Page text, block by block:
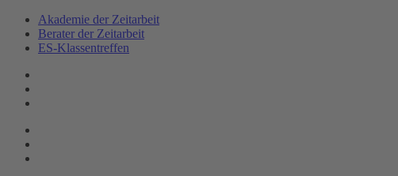
Akademie der Zeitarbeit
Berater der Zeitarbeit
ES-Klassen­treffen